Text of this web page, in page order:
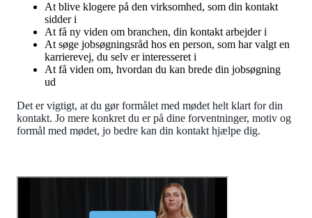
At blive klogere på den virksomhed, som din kontakt
sidder i
At få ny viden om branchen, din kontakt arbejder i
At søge jobsøgningsråd hos en person, som har valgt en
karrierevej, du selv er interesseret i
At få viden om, hvordan du kan brede din jobsøgning
ud
Det er vigtigt, at du gør formålet med mødet helt klart for din
kontakt. Jo mere konkret du er på dine forventninger, motiv og
formål med mødet, jo bedre kan din kontakt hjælpe dig.